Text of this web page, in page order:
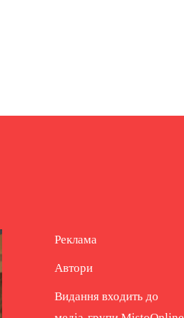
Реклама
Автори
Видання входить до